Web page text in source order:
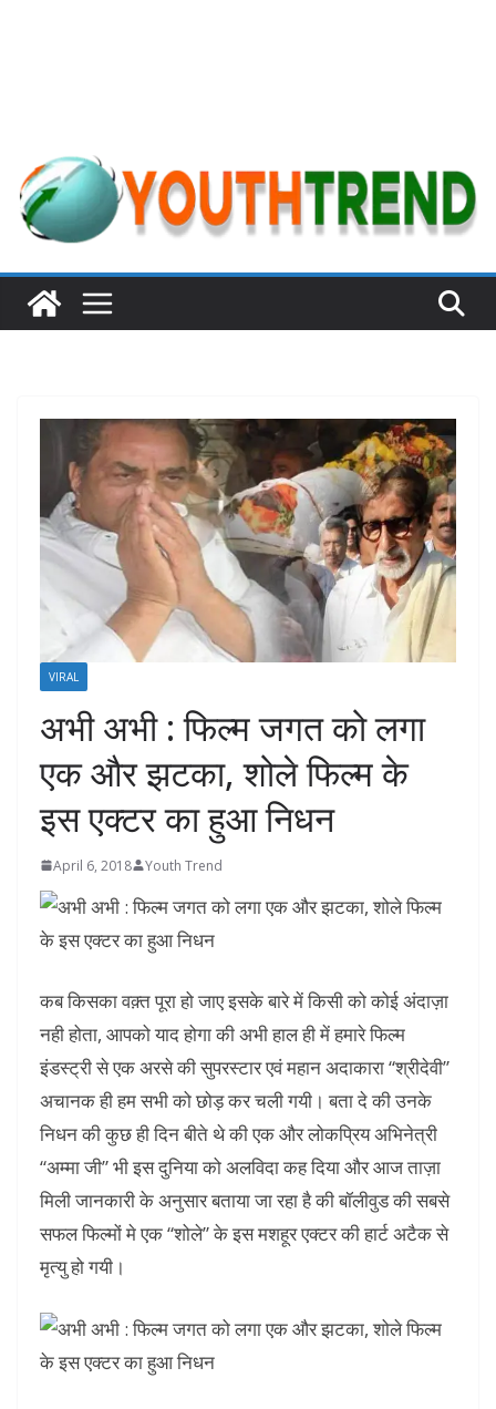
VIRAL
अभी अभी : फिल्म जगत को लगा
एक और झटका, शोले फिल्म के
इस एक्टर का हुआ निधन
April 6, 2018 Youth Trend
कब किसका वक़्त पूरा हो जाए इसके बारे में किसी को कोई अंदाज़ा
नही होता, आपको याद होगा की अभी हाल ही में हमारे फिल्म
इंडस्ट्री से एक अरसे की सुपरस्टार एवं महान अदाकारा “श्रीदेवी”
अचानक ही हम सभी को छोड़ कर चली गयी। बता दे की उनके
निधन की कुछ ही दिन बीते थे की एक और लोकप्रिय अभिनेत्री
“अम्मा जी” भी इस दुनिया को अलविदा कह दिया और आज ताज़ा
मिली जानकारी के अनुसार बताया जा रहा है की बॉलीवुड की सबसे
सफल फिल्मों मे एक “शोले” के इस मशहूर एक्टर की हार्ट अटैक से
मृत्यु हो गयी।